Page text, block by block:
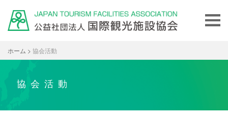
ホーム > 協会活動
協会活動